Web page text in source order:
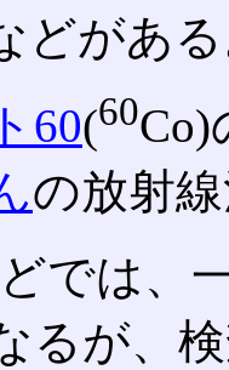
どがあ
60(60Co)
の放射
では、
るが、